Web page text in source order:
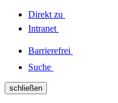
Direkt zu
Intranet
Barrierefrei
Suche
schließen